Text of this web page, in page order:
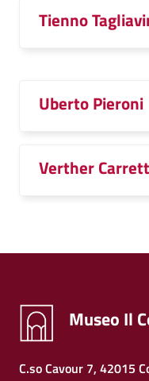
Tienno
Uberto Pieroni
Verther
Museo Il
C.so Cavour 7, 42015